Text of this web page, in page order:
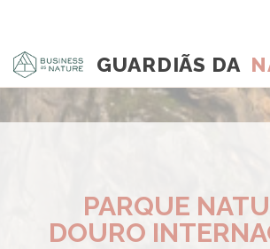
GUARDIÃS DA
PARQUE
DOURO